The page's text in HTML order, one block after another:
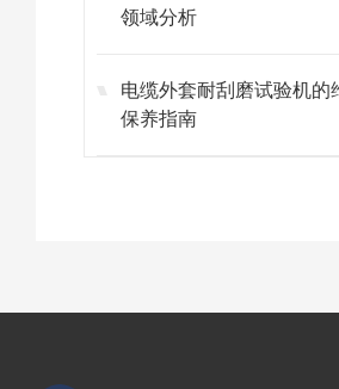
领域分析
电缆外套耐刮磨试验机的
保养指南